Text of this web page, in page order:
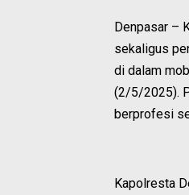
Denpasar –
sekaligus
di dalam
(2/5/2025).
berprofesi
Kapolresta